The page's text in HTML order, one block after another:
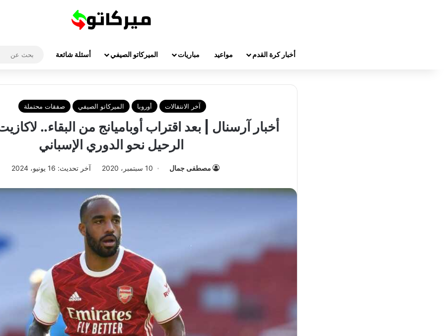
أخبار كرة القدم مواعيد مباريات الميركاتو الصيفي أسئلة شائعة
آخر الانتقالات أوروبا الميركاتو الصيفي صفقات محتملة
أخبار آرسنال | بعد اقتراب أوباميانج من البقاء..
الرحيل نحو الدوري الإسباني
مصطفى جمال 10 سبتمبر، 2020 آخر تحديث: 16 يونيو، 2024